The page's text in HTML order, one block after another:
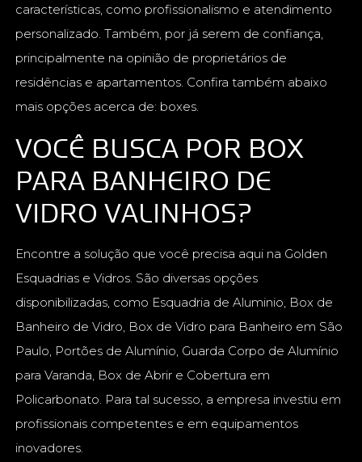
características, como profissionalismo e atendimento
personalizado. Também, por já serem de confiança,
principalmente na opinião de proprietários de
residências e apartamentos. Confira também abaixo
mais opções acerca de: boxes.
VOCÊ BUSCA POR BOX
PARA BANHEIRO DE
VIDRO VALINHOS?
Encontre a solução que você precisa aqui na Golden
Esquadrias e Vidros. São diversas opções
disponibilizadas, como Esquadria de Aluminio, Box de
Banheiro de Vidro, Box de Vidro para Banheiro em São
Paulo, Portões de Alumínio, Guarda Corpo de Alumínio
para Varanda, Box de Abrir e Cobertura em
Policarbonato. Para tal sucesso, a empresa investiu em
profissionais competentes e em equipamentos
inovadores.